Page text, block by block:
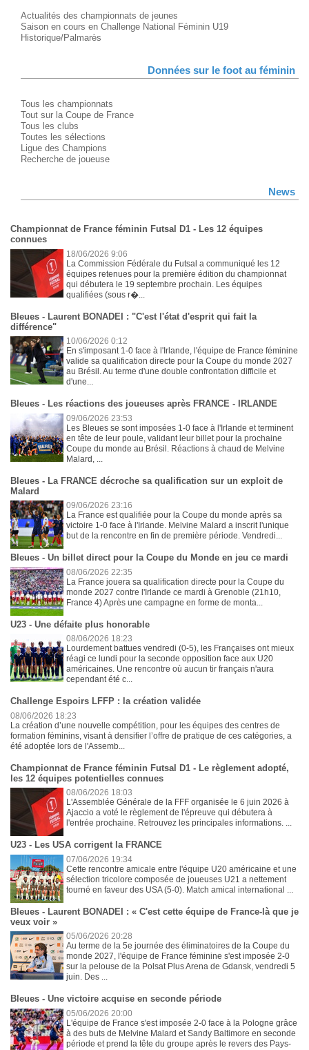
Actualités des championnats de jeunes
Saison en cours en Challenge National Féminin U19
Historique/Palmarès
Données sur le foot au féminin
Tous les championnats
Tout sur la Coupe de France
Tous les clubs
Toutes les sélections
Ligue des Champions
Recherche de joueuse
News
Championnat de France féminin Futsal D1 - Les 12 équipes
connues
18/06/2026 9:06
La Commission Fédérale du Futsal a communiqué les 12
équipes retenues pour la première édition du championnat
qui débutera le 19 septembre prochain. Les équipes
qualifiées (sous r�...
Bleues - Laurent BONADEI : "C'est l'état d'esprit qui fait la
différence"
10/06/2026 0:12
En s'imposant 1-0 face à l'Irlande, l'équipe de France féminine
valide sa qualification directe pour la Coupe du monde 2027
au Brésil. Au terme d'une double confrontation difficile et
d'une...
Bleues - Les réactions des joueuses après FRANCE - IRLANDE
09/06/2026 23:53
Les Bleues se sont imposées 1-0 face à l'Irlande et terminent
en tête de leur poule, validant leur billet pour la prochaine
Coupe du monde au Brésil. Réactions à chaud de Melvine
Malard, ...
Bleues - La FRANCE décroche sa qualification sur un exploit de
Malard
09/06/2026 23:16
La France est qualifiée pour la Coupe du monde après sa
victoire 1-0 face à l'Irlande. Melvine Malard a inscrit l'unique
but de la rencontre en fin de première période. Vendredi...
Bleues - Un billet direct pour la Coupe du Monde en jeu ce mardi
08/06/2026 22:35
La France jouera sa qualification directe pour la Coupe du
monde 2027 contre l'Irlande ce mardi à Grenoble (21h10,
France 4) Après une campagne en forme de monta...
U23 - Une défaite plus honorable
08/06/2026 18:23
Lourdement battues vendredi (0-5), les Françaises ont mieux
réagi ce lundi pour la seconde opposition face aux U20
américaines. Une rencontre où aucun tir français n'aura
cependant été c...
Challenge Espoirs LFFP : la création validée
08/06/2026 18:23
La création d’une nouvelle compétition, pour les équipes des centres de
formation féminins, visant à densifier l’offre de pratique de ces catégories, a
été adoptée lors de l'Assemb...
Championnat de France féminin Futsal D1 - Le règlement adopté,
les 12 équipes potentielles connues
08/06/2026 18:03
L'Assemblée Générale de la FFF organisée le 6 juin 2026 à
Ajaccio a voté le règlement de l'épreuve qui débutera à
l'entrée prochaine. Retrouvez les principales informations. ...
U23 - Les USA corrigent la FRANCE
07/06/2026 19:34
Cette rencontre amicale entre l'équipe U20 américaine et une
sélection tricolore composée de joueuses U21 a nettement
tourné en faveur des USA (5-0). Match amical international ...
Bleues - Laurent BONADEI : « C'est cette équipe de France-là que je
veux voir »
05/06/2026 20:28
Au terme de la 5e journée des éliminatoires de la Coupe du
monde 2027, l'équipe de France féminine s'est imposée 2-0
sur la pelouse de la Polsat Plus Arena de Gdansk, vendredi 5
juin. Des ...
Bleues - Une victoire acquise en seconde période
05/06/2026 20:00
L'équipe de France s'est imposée 2-0 face à la Pologne grâce
à des buts de Melvine Malard et Sandy Baltimore en seconde
période et prend la tête du groupe après le revers des Pays-